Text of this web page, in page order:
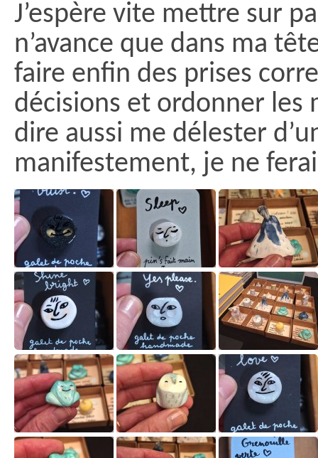
J’espère vite mettre sur
n’avance que dans ma
faire enfin des prises
décisions et ordonner les
dire aussi me délester
manifestement, je ne